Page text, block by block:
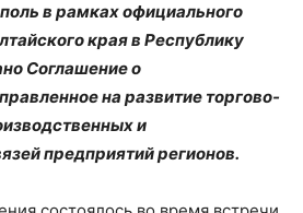
в рамках официального
края в Республику
Соглашение о
на развитие торгово-
и
предприятий регионов.